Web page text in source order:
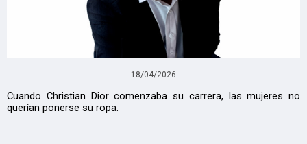
18/04/2026
Cuando Christian Dior comenzaba su carrera, las mujeres no
querían ponerse su ropa.